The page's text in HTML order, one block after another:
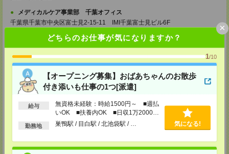
どちらのお仕事が気になりますか？
1/10
【オープニング募集】おばあちゃんのお散歩
付き添いも仕事の1つ[派遣]
給与
無資格未経験：時給1500円～ ■週払
いOK ■扶養内OK ■日収1万2000円
以上
勤務地 巣鴨駅 / 目白駅 / 北池袋駅 / … 気になる!
×
メディカルケア事業部 千葉オフィス
千葉県千葉市中央区富士見2-15-11 IMI千葉富士見ビル6F
tenshoku@nikken-ts.jp
メディカルケア事業部 柏オフィス
千葉県柏市末広町5-19 第12関口ビル7F 705号室
TEL：0120-935-218
MAIL：tenshoku@nikken-ts.jp
担当：採用担当
メディカルケア事業部 新宿オフィス
東京都新宿区新宿2-3-10 新宿御苑ビル6階
TEL：0120-457-235
担当：採用担当